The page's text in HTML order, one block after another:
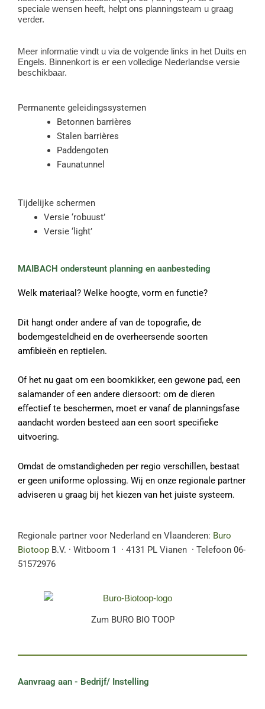
speciale wensen heeft, helpt ons planningsteam u graag
verder.
Meer informatie vindt u via de volgende links in het Duits en
Engels. Binnenkort is er een volledige Nederlandse versie
beschikbaar.
Permanente geleidingssystemen
Betonnen barrières
Stalen barrières
Paddengoten
Faunatunnel
Tijdelijke schermen
Versie ‘robuust’
Versie ‘light’
MAIBACH ondersteunt planning en aanbesteding
Welk materiaal? Welke hoogte, vorm en functie?
Dit hangt onder andere af van de topografie, de
bodemgesteldheid en de overheersende soorten
amfibieën en reptielen.
Of het nu gaat om een boomkikker, een gewone pad, een
salamander of een andere diersoort: om de dieren
effectief te beschermen, moet er vanaf de planningsfase
aandacht worden besteed aan een soort specifieke
uitvoering.
Omdat de omstandigheden per regio verschillen, bestaat
er geen uniforme oplossing. Wij en onze regionale partner
adviseren u graag bij het kiezen van het juiste systeem.
Regionale partner voor Nederland en Vlaanderen: Buro
Biotoop B.V. · Witboom 1 · 4131 PL Vianen · Telefoon 06-
51572976
Zum BURO BIO TOOP
Aanvraag aan - Bedrijf/ Instelling